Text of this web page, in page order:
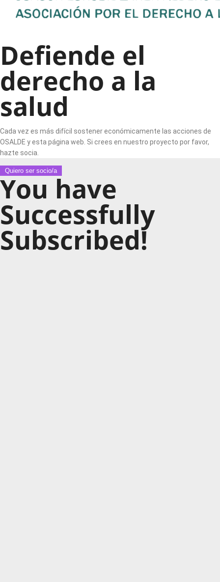
Defiende el
derecho a la
salud
Cada vez es más difícil sostener económicamente las acciones de
OSALDE y esta página web. Si crees en nuestro proyecto por favor,
hazte socia.
Quiero ser socio/a
You have
Successfully
Subscribed!